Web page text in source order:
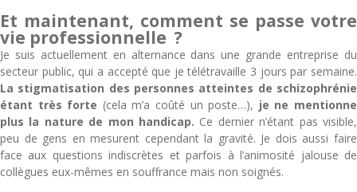
Et maintenant, comment se passe votre
vie professionnelle ?
Je suis actuellement en alternance dans une grande entreprise du
secteur public, qui a accepté que je télétravaille 3 jours par semaine.
La stigmatisation des personnes atteintes de schizophrénie
étant très forte (cela m’a coûté un poste…), je ne mentionne
plus la nature de mon handicap. Ce dernier n’étant pas visible,
peu de gens en mesurent cependant la gravité. Je dois aussi faire
face aux questions indiscrètes et parfois à l’animosité jalouse de
collègues eux-mêmes en souffrance mais non soignés.